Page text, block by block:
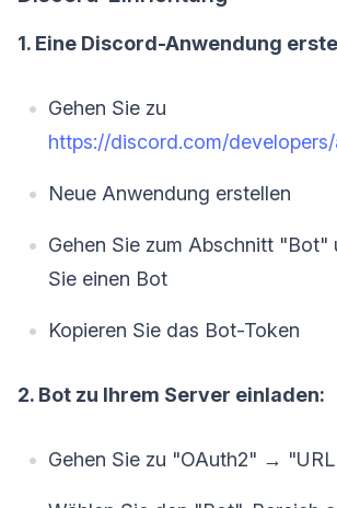
1. Eine Discord-Anwendung
Gehen Sie zu
https://discord.com/
Neue Anwendung erstellen
Gehen Sie zum Abschnitt "Bot"
Sie einen Bot
Kopieren Sie das Bot-Token
2. Bot zu Ihrem Server einladen:
Gehen Sie zu "OAuth2" →